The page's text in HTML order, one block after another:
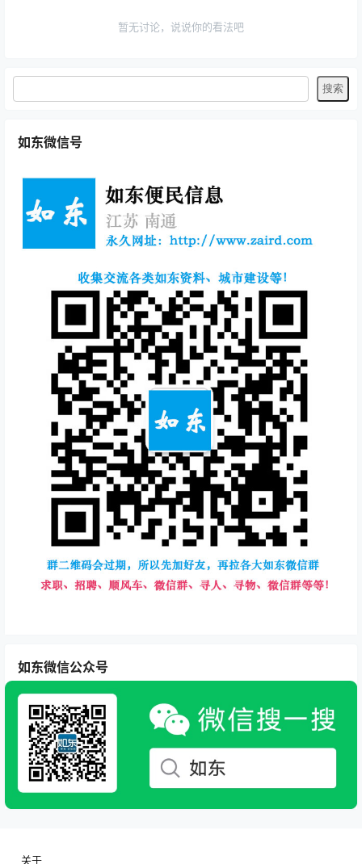
暂无讨论，说说你的看法吧
如东微信号
如东微信公众号
关于